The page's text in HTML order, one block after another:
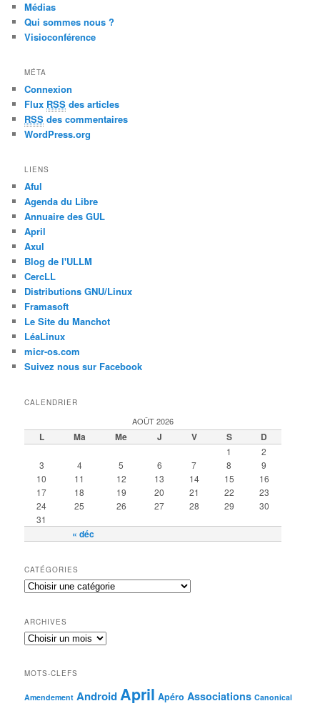
Médias
Qui sommes nous ?
Visioconférence
MÉTA
Connexion
Flux RSS des articles
RSS des commentaires
WordPress.org
LIENS
Aful
Agenda du Libre
Annuaire des GUL
April
Axul
Blog de l'ULLM
CercLL
Distributions GNU/Linux
Framasoft
Le Site du Manchot
LéaLinux
micr-os.com
Suivez nous sur Facebook
CALENDRIER
AOÛT 2026
L Ma Me J V S D
« déc
1
2
3
4 5 6 7 8
9
10
11 12 13 14 15
16
17
18 19 20 21 22
23
24
25 26 27 28 29
30
31
CATÉGORIES
ARCHIVES
MOTS-CLEFS
Amendement AndroidApril Apéro Associations Canonical